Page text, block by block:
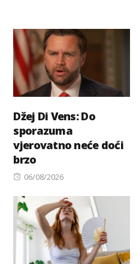
Džej Di Vens: Do
sporazuma
vjerovatno neće doći
brzo
Posted
06/08/2026